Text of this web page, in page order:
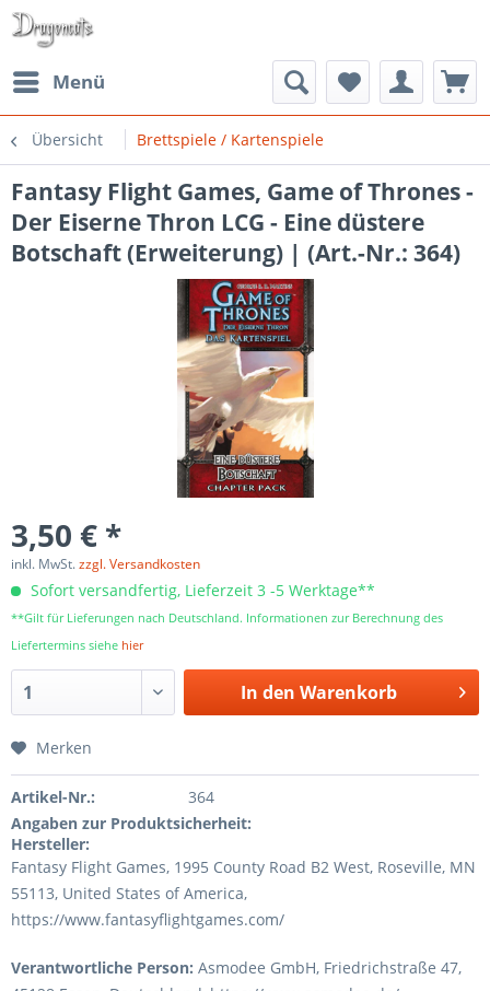
Menü
Übersicht Brettspiele / Kartenspiele
Fantasy Flight Games, Game of Thrones -
Der Eiserne Thron LCG - Eine düstere
Botschaft (Erweiterung) | (Art.-Nr.: 364)
3,50 € *
inkl. MwSt.zzgl. Versandkosten
Sofort versandfertig, Lieferzeit 3 -5 Werktage**
**Gilt für Lieferungen nach Deutschland. Informationen zur Berechnung des
Liefertermins siehe hier
In den Warenkorb
Merken
Artikel-Nr.:
364
Angaben zur Produktsicherheit:
Hersteller:
Fantasy Flight Games, 1995 County Road B2 West, Roseville, MN
55113, United States of America,
https://www.fantasyflightgames.com/
Verantwortliche Person: Asmodee GmbH, Friedrichstraße 47,